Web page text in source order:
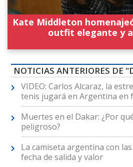
Kate Middleton
outfit elegante y
NOTICIAS ANTERIORES DE
VIDEO: Carlos Alcaraz, la
tenis jugará en Argentina en
Muertes en el Dakar: ¿Por
peligroso?
La camiseta argentina con
fecha de salida y valor